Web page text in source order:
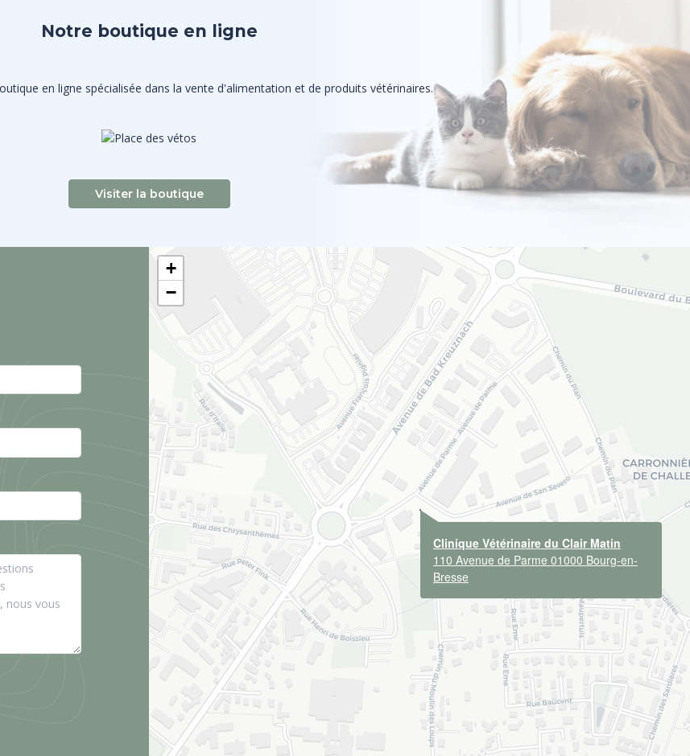
Notre boutique en ligne
en ligne spécialisée dans la vente d'alimentation et de produits vétérinaires.
Visiter la boutique
Clinique Vétérinaire du Clair Matin
110 Avenue de Parme 01000 Bourg-en-
Bresse
+
−